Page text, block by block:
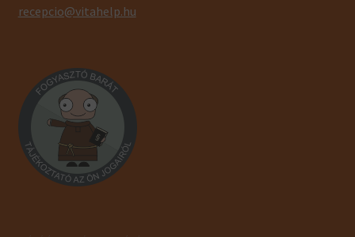
recepcio@vitahelp.hu